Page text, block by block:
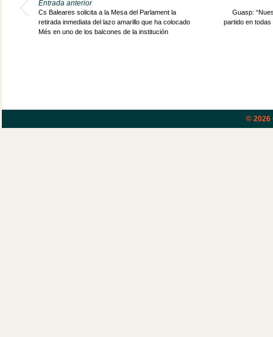
Entrada anterior
Cs Baleares solicita a la Mesa del Parlament la
retirada inmediata del lazo amarillo que ha colocado
Més en uno de los balcones de la institución
Guasp:
partido en
© 2026